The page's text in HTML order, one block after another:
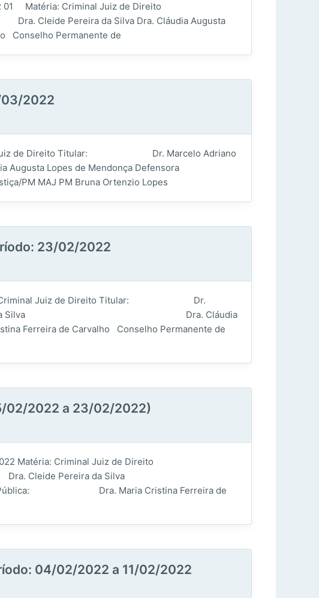
01 Matéria: Criminal Juiz de Direito
Pereira da Silva Dra. Cláudia Augusta
Permanente de
03/2022
Juiz de Direito Titular: Dr. Marcelo Adriano
Lopes de Mendonça Defensora
MAJ PM Bruna Ortenzio Lopes
23/02/2022
Criminal Juiz de Direito Titular: Dr.
Cleide Pereira da Silva Dra. Cláudia
de Carvalho Conselho Permanente de
02/2022 a 23/02/2022)
Matéria: Criminal Juiz de Direito
Pereira da Silva
Dra. Maria Cristina Ferreira de
04/02/2022 a 11/02/2022